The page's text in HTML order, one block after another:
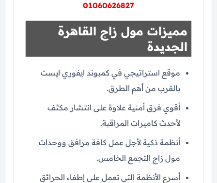
01060626827
مميزات مول زاج القاهرة
الجديدة
موقع استراتيجي في كمبوند ايفوري ايست
بالقرب من أهم الطرق.
أقوي فرق أمنية علاوة على انتشار مكثف
لأحدث كاميرات المراقبة.
أنظمة ذكية لأجل عمل كافة مرافق ووحدات
مول زاج التجمع الخامس.
أسرع الأنظمة التي تعمل على إطفاء الحرائق